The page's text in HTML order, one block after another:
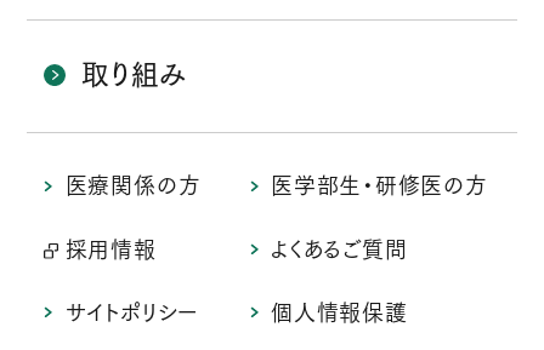
取り組み
医療関係の方 医学部生・研修医の方
採用情報 よくあるご質問
サイトポリシー 個人情報保護